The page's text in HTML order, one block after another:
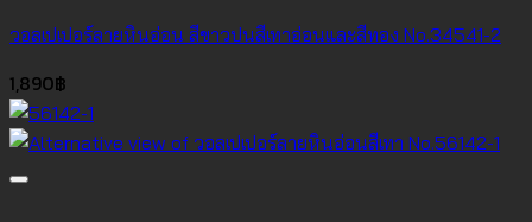
วอลเปเปอร์ลายหินอ่อน สีขาวปนสีเทาอ่อนและสีทอง No.34541-2
1,890฿